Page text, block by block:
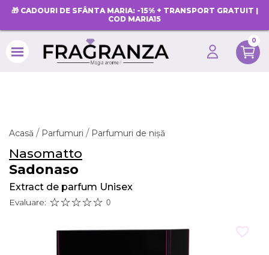
🎁 CADOURI DE SFÂNTA MARIA: -15% + TRANSPORT GRATUIT |
COD MARIA15
0
Acasă Parfumuri Parfumuri de nișă
Nasomatto
Sadonaso
Extract de parfum Unisex
Evaluare: 0